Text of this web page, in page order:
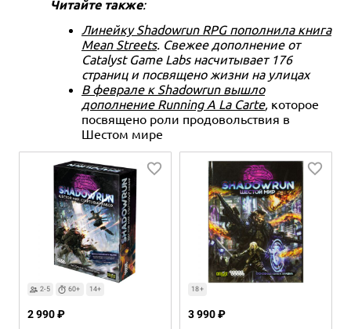
Читайте также:
Линейку Shadowrun RPG пополнила книга
Mean Streets. Свежее дополнение от
Catalyst Game Labs насчитывает 176
страниц и посвящено жизни на улицах
В феврале к Shadowrun вышло
дополнение Running A La Carte, которое
посвящено роли продовольствия в
Шестом мире
2-5 60+ 14+
2 990 ₽
18+
3 990 ₽